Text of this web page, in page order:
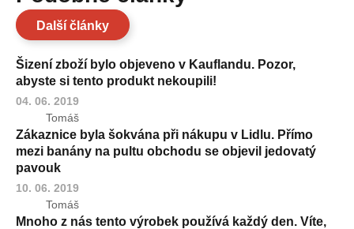
Další články
Šizení zboží bylo objeveno v Kauflandu. Pozor,
abyste si tento produkt nekoupili!
04. 06. 2019
Tomáš
Zákaznice byla šokvána při nákupu v Lidlu. Přímo
mezi banány na pultu obchodu se objevil jedovatý
pavouk
10. 06. 2019
Tomáš
Mnoho z nás tento výrobek používá každý den. Víte,